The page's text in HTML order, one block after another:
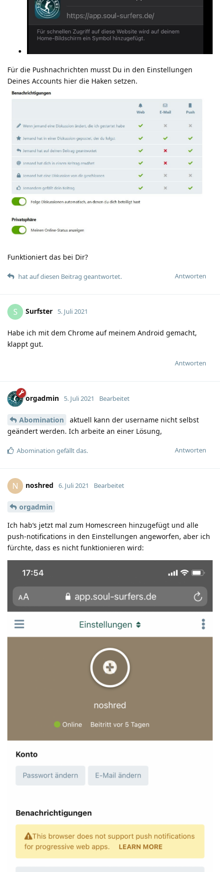
Für die Pushnachrichten musst Du in den Einstellungen
Deines Accounts hier die Haken setzen.
Funktioniert das bei Dir?
Antworten
hat auf diesen Beitrag geantwortet.
S Surfster 5. Juli 2021
Habe ich mit dem Chrome auf meinem Android gemacht,
klappt gut.
Antworten
orgadmin 5. Juli 2021 Bearbeitet
Abomination
aktuell kann der username nicht selbst
geändert werden. Ich arbeite an einer Lösung,
Antworten
Abomination gefällt das.
N noshred 6. Juli 2021 Bearbeitet
orgadmin
Ich hab‘s jetzt mal zum Homescreen hinzugefügt und alle
push-notifications in den Einstellungen angeworfen, aber ich
fürchte, dass es nicht funktionieren wird: